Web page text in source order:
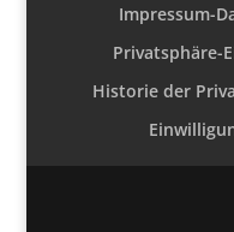
Impressum-
Privatsphäre-
Historie der